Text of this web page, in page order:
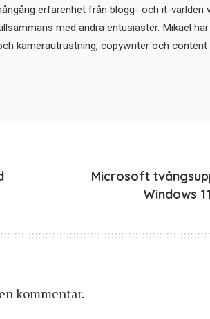
erfarenhet från blogg- och it-världen
med andra entusiaster. Mikael
kamerautrustning, copywriter och content
Microsoft
Windows
kommentar.